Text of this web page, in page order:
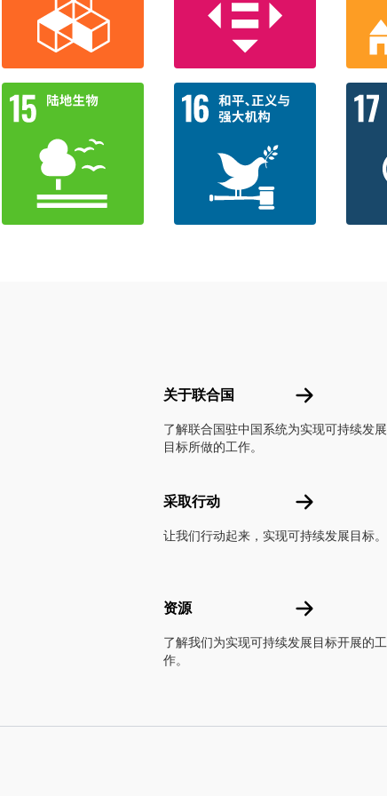
关于联合国 关于联合国
了解联合国驻中国系统为实现可持续发展
目标所做的工作。
采取行动 采取行动
让我们行动起来，实现可持续发展目标。
资源 资源
了解我们为实现可持续发展目标开展的工
作。